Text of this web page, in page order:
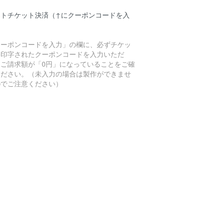
チケット決済（↑にクーポンコードを入
ーポンコードを入力」の欄に、必ずチケッ
印字されたクーポンコードを入力いただ
請求額が「0円」になっていることをご確
さい。（未入力の場合は製作ができませ
ご注意ください）